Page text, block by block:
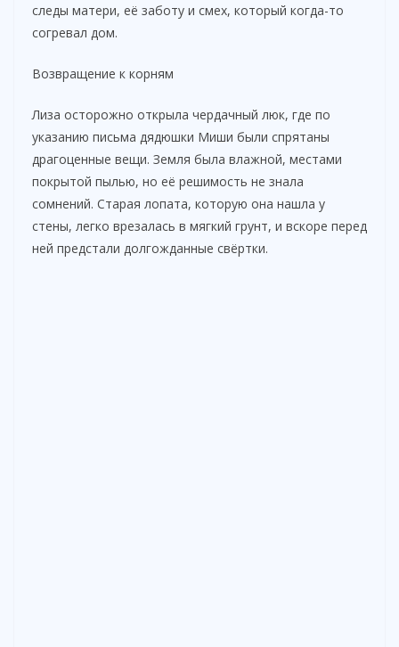
следы матери, её заботу и смех, который когда-то
согревал дом.
Возвращение к корням
Лиза осторожно открыла чердачный люк, где по
указанию письма дядюшки Миши были спрятаны
драгоценные вещи. Земля была влажной, местами
покрытой пылью, но её решимость не знала
сомнений. Старая лопата, которую она нашла у
стены, легко врезалась в мягкий грунт, и вскоре перед
ней предстали долгожданные свёртки.